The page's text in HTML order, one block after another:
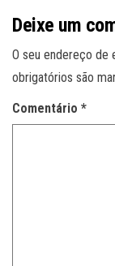
Deixe um
O seu endereço de
obrigatórios são
Comentário *